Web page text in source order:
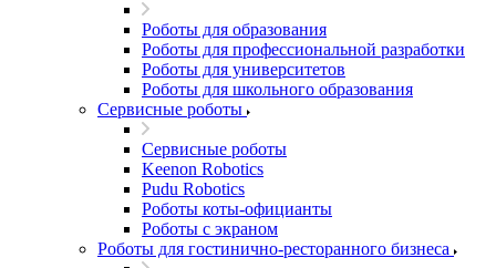
Роботы для образования
Роботы для профессиональной разработки
Роботы для университетов
Роботы для школьного образования
Сервисные роботы
Сервисные роботы
Keenon Robotics
Pudu Robotics
Роботы коты-официанты
Роботы с экраном
Роботы для гостинично-ресторанного бизнеса